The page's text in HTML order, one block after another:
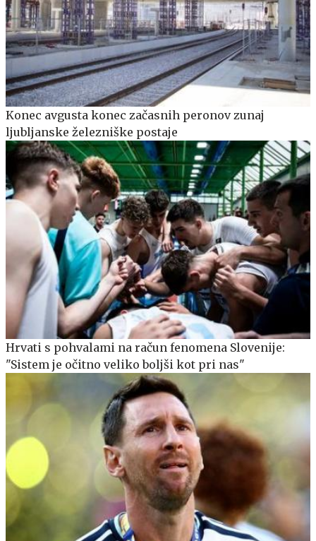
Konec avgusta konec začasnih peronov zunaj
ljubljanske železniške postaje
Hrvati s pohvalami na račun fenomena Slovenije:
"Sistem je očitno veliko boljši kot pri nas"